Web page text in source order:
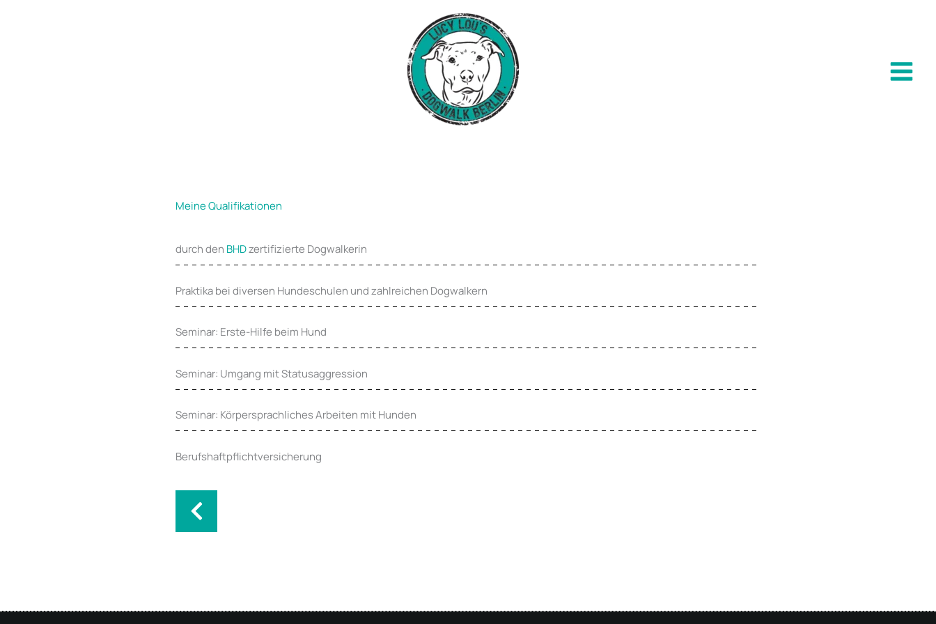
Meine Qualifikationen
durch den BHDzertifizierte Dogwalkerin
Praktika bei diversen Hundeschulen und zahlreichen Dogwalkern
Seminar: Erste-Hilfe beim Hund
Seminar: Umgang mit Statusaggression
Seminar: Körpersprachliches Arbeiten mit Hunden
Berufshaftpflichtversicherung